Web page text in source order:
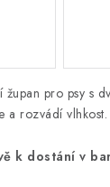
pro psy s
a rozvádí vlhkost.
k dostání v